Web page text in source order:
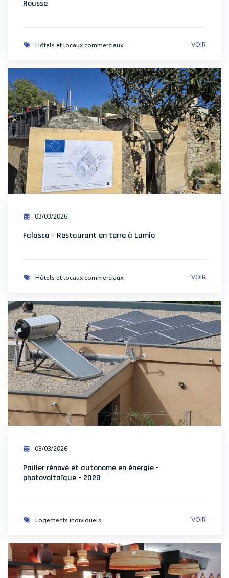
Rousse
Hôtels et locaux commerciaux VOIR
03/03/2026
Falasca - Restaurant en terre à Lumio
Hôtels et locaux commerciaux VOIR
03/03/2026
Pailler rénové et autonome en énergie -
photovoltaïque - 2020
Logements individuels VOIR